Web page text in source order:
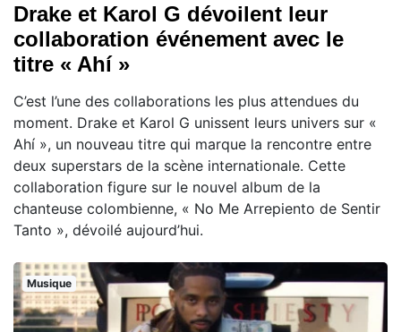
Drake et Karol G dévoilent leur
collaboration événement avec le
titre « Ahí »
C’est l’une des collaborations les plus attendues du
moment. Drake et Karol G unissent leurs univers sur «
Ahí », un nouveau titre qui marque la rencontre entre
deux superstars de la scène internationale. Cette
collaboration figure sur le nouvel album de la
chanteuse colombienne, « No Me Arrepiento de Sentir
Tanto », dévoilé aujourd’hui.
Musique